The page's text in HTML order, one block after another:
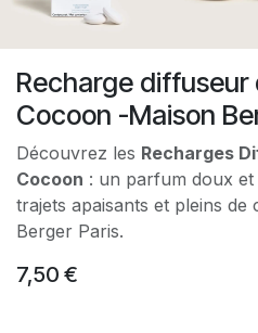
Recharge
Cocoon -Maison
Découvrez les Recharges
Cocoon : un parfum doux
trajets apaisants et pleins
Berger Paris.
7,50 €